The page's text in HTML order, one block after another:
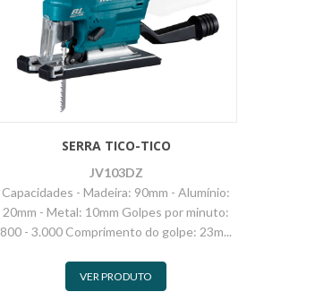
SERRA TICO-TICO
JV103DZ
Capacidades - Madeira: 90mm - Alumínio:
20mm - Metal: 10mm Golpes por minuto:
800 - 3.000 Comprimento do golpe: 23m...
VER PRODUTO